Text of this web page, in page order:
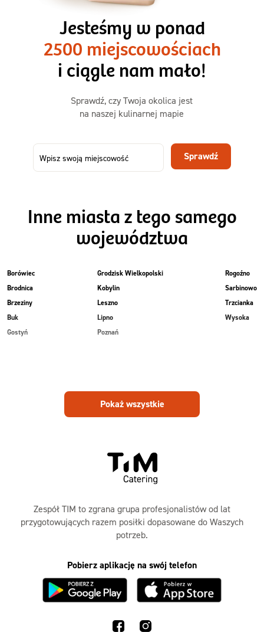
1500kcal - 2250kcal
3 sycące posiłki o większej objętości. Mniej dań,
ta sama wygoda!
50,31 zł
73,99
-32%
Menu
Jesteśmy w ponad
2500 miejscowościach
i ciągle nam mało!
Sprawdź, czy Twoja okolica jest
na naszej kulinarnej mapie
Sprawdź
Inne miasta z tego samego
województwa
Borówiec
Brodnica
Brzeziny
Buk
Gostyń
Grodzisk Wielkopolski
Kobylin
Leszno
Lipno
Poznań
Rogoźno
Sarbinowo
Trzcianka
Wysoka
Pokaż wszystkie
Zespół TIM to zgrana grupa profesjonalistów od lat
przygotowujących razem posiłki dopasowane do Waszych
potrzeb.
Pobierz aplikację na swój telefon